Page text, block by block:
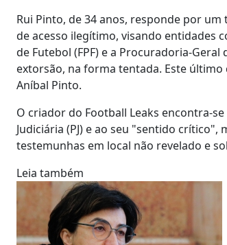
Rui Pinto, de 34 anos, responde por
de acesso ilegítimo, visando entidades
de Futebol (FPF) e a Procuradoria-
extorsão, na forma tentada. Este
Aníbal Pinto.
O criador do Football Leaks encontra-
Judiciária (PJ) e ao seu "sentido
testemunhas em local não revelado e
Leia também